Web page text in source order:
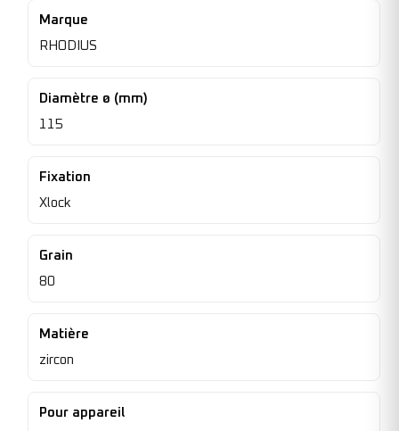
Marque
RHODIUS
Diamètre ø (mm)
115
Fixation
Xlock
Grain
80
Matière
zircon
Pour appareil